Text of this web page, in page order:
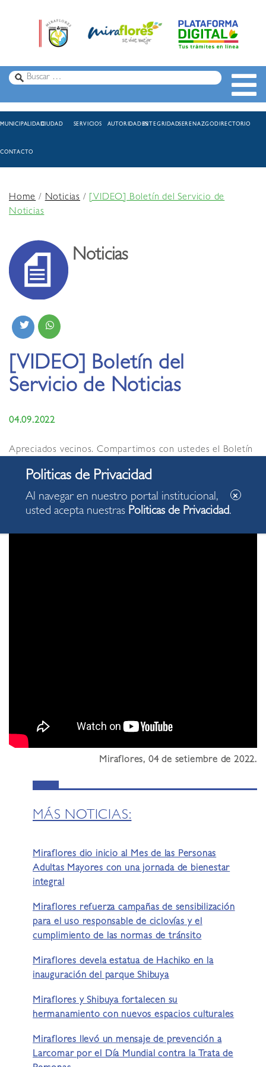
MUNICIPALIDADCIUDAD SERVICIOS AUTORIDADESINTEGRIDADSERENAZGODIRECTORIO
CONTACTO
Home/Noticias /
[VIDEO] Boletín del Servicio de
Noticias
Noticias
[VIDEO] Boletín del
Servicio de Noticias
04.09.2022
Apreciados vecinos. Compartimos con ustedes el Boletín
con algunas de las acciones desarrolladas en nuestro
distrito.
Miraflores, 04 de setiembre de 2022.
MÁS NOTICIAS:
Miraflores dio inicio al Mes de las Personas
Adultas Mayores con una jornada de bienestar
integral
Miraflores refuerza campañas de sensibilización
para el uso responsable de ciclovías y el
cumplimiento de las normas de tránsito
Miraflores devela estatua de Hachiko en la
inauguración del parque Shibuya
Miraflores y Shibuya fortalecen su
hermanamiento con nuevos espacios culturales
Miraflores llevó un mensaje de prevención a
Larcomar por el Día Mundial contra la Trata de
Al navegar en nuestro portal institucional,
usted acepta nuestras Politicas de Privacidad.